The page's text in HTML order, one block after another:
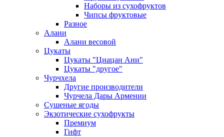
Наборы из сухофруктов
Чипсы фруктовые
Разное
Алани
Алани весовой
Цукаты
Цукаты "Циацан Ани"
Цукаты "другое"
Чурчхела
Другие производители
Чурчела Дары Армении
Сушеные ягоды
Экзотические сухофрукты
Премиум
Гифт